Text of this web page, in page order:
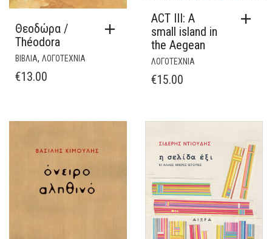
Θεοδώρα /
Théodora
ΒΙΒΛΙΑ, ΛΟΓΟΤΕΧΝΙΑ
€13.00
ACT III: A
small island in
the Aegean
ΛΟΓΟΤΕΧΝΙΑ
€15.00